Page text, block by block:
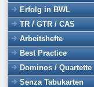
Erfolg in BWL
TR / GTR / CAS
Arbeitshefte
Best Practice
Dominos / Quartette
Senza Tabukarten